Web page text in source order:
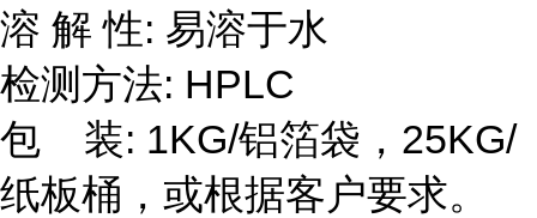
溶 解 性: 易溶于水
检测方法: HPLC
包 装: 1KG/铝箔袋，25KG/
纸板桶，或根据客户要求。